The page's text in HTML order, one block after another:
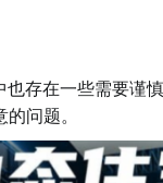
存在一些需要谨
问题。